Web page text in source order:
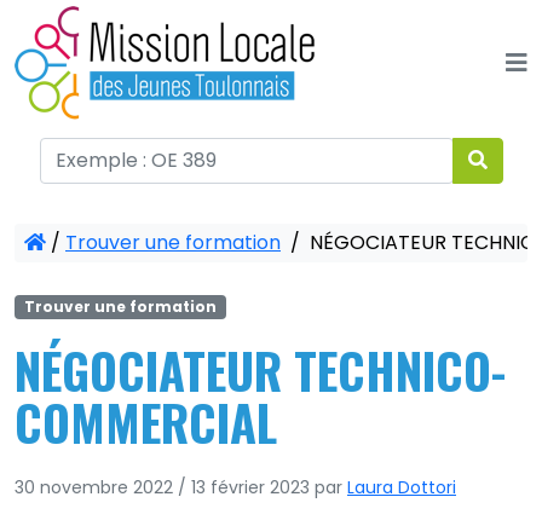
/ Trouver une formation / NÉGOCIATEUR
Trouver une formation
NÉGOCIATEUR TECHNICO-
COMMERCIAL
30 novembre 2022 / 13 février 2023 par Laura Dottori
Panneau de gestion des cookies